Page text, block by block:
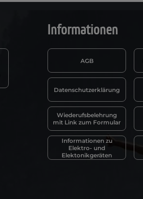
Informationen
AGB
Datenschutzerklärung
Wiederufsbelehrung
mit Link zum Formular
Informationen zu
Elektro- und
Elektonikgeräten